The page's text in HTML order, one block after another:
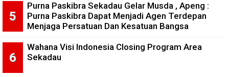
Purna Paskibra Sekadau Gelar Musda , Apeng :
Purna Paskibra Dapat Menjadi Agen Terdepan
Menjaga Persatuan Dan Kesatuan Bangsa
Wahana Visi Indonesia Closing Program Area
Sekadau